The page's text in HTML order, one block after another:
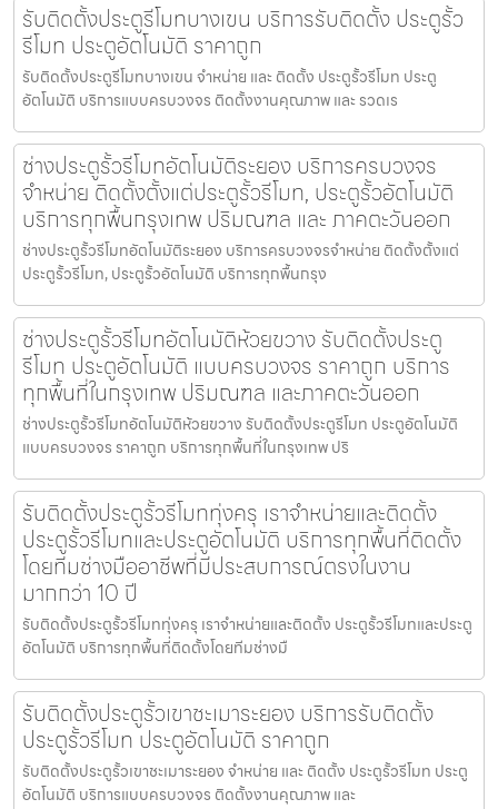
รับติดตั้งประตูรีโมทบางเขน บริการรับติดตั้ง ประตูรั้ว
รีโมท ประตูอัตโนมัติ ราคาถูก
รับติดตั้งประตูรีโมทบางเขน จำหน่าย และ ติดตั้ง ประตูรั้วรีโมท ประตู
อัตโนมัติ บริการแบบครบวงจร ติดตั้งงานคุณภาพ และ รวดเร
ช่างประตูรั้วรีโมทอัตโนมัติระยอง บริการครบวงจร
จำหน่าย ติดตั้งตั้งแต่ประตูรั้วรีโมท, ประตูรั้วอัตโนมัติ
บริการทุกพื้นกรุงเทพ ปริมณฑล และ ภาคตะวันออก
ช่างประตูรั้วรีโมทอัตโนมัติระยอง บริการครบวงจรจำหน่าย ติดตั้งตั้งแต่
ประตูรั้วรีโมท, ประตูรั้วอัตโนมัติ บริการทุกพื้นกรุง
ช่างประตูรั้วรีโมทอัตโนมัติห้วยขวาง รับติดตั้งประตู
รีโมท ประตูอัตโนมัติ แบบครบวงจร ราคาถูก บริการ
ทุกพื้นที่ในกรุงเทพ ปริมณฑล และภาคตะวันออก
ช่างประตูรั้วรีโมทอัตโนมัติห้วยขวาง รับติดตั้งประตูรีโมท ประตูอัตโนมัติ
แบบครบวงจร ราคาถูก บริการทุกพื้นที่ในกรุงเทพ ปริ
รับติดตั้งประตูรั้วรีโมททุ่งครุ เราจำหน่ายและติดตั้ง
ประตูรั้วรีโมทและประตูอัตโนมัติ บริการทุกพื้นที่ติดตั้ง
โดยทีมช่างมืออาชีพที่มีประสบการณ์ตรงในงาน
มากกว่า 10 ปี
รับติดตั้งประตูรั้วรีโมททุ่งครุ เราจำหน่ายและติดตั้ง ประตูรั้วรีโมทและประตู
อัตโนมัติ บริการทุกพื้นที่ติดตั้งโดยทีมช่างมื
รับติดตั้งประตูรั้วเขาชะเมาระยอง บริการรับติดตั้ง
ประตูรั้วรีโมท ประตูอัตโนมัติ ราคาถูก
รับติดตั้งประตูรั้วเขาชะเมาระยอง จำหน่าย และ ติดตั้ง ประตูรั้วรีโมท ประตู
อัตโนมัติ บริการแบบครบวงจร ติดตั้งงานคุณภาพ และ